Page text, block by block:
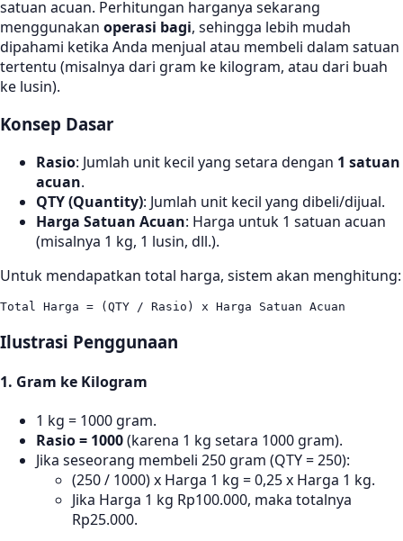
satuan acuan. Perhitungan harganya sekarang
menggunakan operasi bagi, sehingga lebih mudah
dipahami ketika Anda menjual atau membeli dalam satuan
tertentu (misalnya dari gram ke kilogram, atau dari buah
ke lusin).
Konsep Dasar
Rasio: Jumlah unit kecil yang setara dengan 1 satuan
acuan.
QTY (Quantity): Jumlah unit kecil yang dibeli/dijual.
Harga Satuan Acuan: Harga untuk 1 satuan acuan
(misalnya 1 kg, 1 lusin, dll.).
Untuk mendapatkan total harga, sistem akan menghitung:
Ilustrasi Penggunaan
1. Gram ke Kilogram
1 kg = 1000 gram.
Rasio = 1000(karena 1 kg setara 1000 gram).
Jika seseorang membeli 250 gram (QTY = 250):
(250 / 1000) x Harga 1 kg = 0,25 x Harga 1 kg.
Jika Harga 1 kg Rp100.000, maka totalnya
Rp25.000.